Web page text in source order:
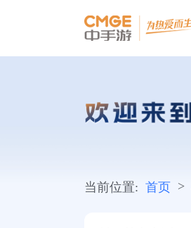
当前位置: 首页 >